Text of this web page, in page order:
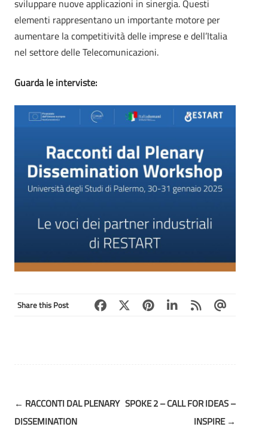
sviluppare nuove applicazioni in sinergia. Questi
elementi rappresentano un importante motore per
aumentare la competitività delle imprese e dell’Italia
nel settore delle Telecomunicazioni.
Guarda le interviste:
Share this Post
Post
navigation
← RACCONTI DAL PLENARY
DISSEMINATION
SPOKE 2 – CALL FOR IDEAS –
INSPIRE →